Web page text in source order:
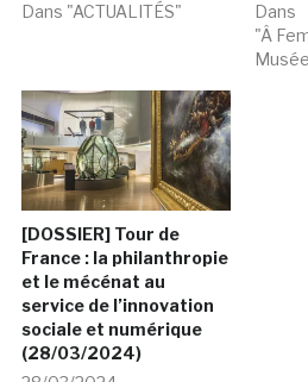
Dans "ACTUALITÉS"
Dans
"Â
[DOSSIER] Tour de
France : la philanthropie
et le mécénat au
service de l’innovation
sociale et numérique
(28/03/2024)